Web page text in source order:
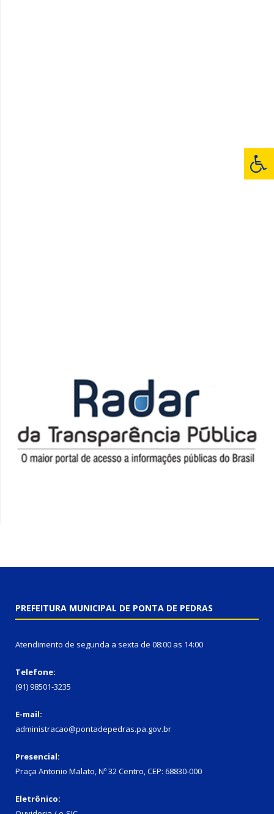
PREFEITURA MUNICIPAL DE PONTA DE PEDRAS
Atendimento de segunda a sexta de 08:00 as 14:00
Telefone:
(91) 98501-3235
E-mail:
administracao@pontadepedras.pa.gov.br
Presencial:
Praça Antonio Malato, Nº 32 Centro, CEP: 68830-000
Eletrônico: